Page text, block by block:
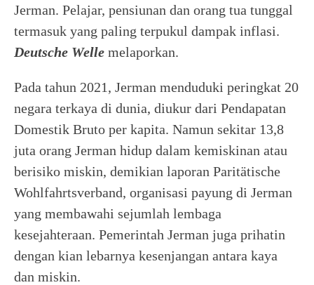
Jerman. Pelajar, pensiunan dan orang tua tunggal
termasuk yang paling terpukul dampak inflasi.
Deutsche Welle melaporkan.
Pada tahun 2021, Jerman menduduki peringkat 20
negara terkaya di dunia, diukur dari Pendapatan
Domestik Bruto per kapita. Namun sekitar 13,8
juta orang Jerman hidup dalam kemiskinan atau
berisiko miskin, demikian laporan Paritätische
Wohlfahrtsverband, organisasi payung di Jerman
yang membawahi sejumlah lembaga
kesejahteraan. Pemerintah Jerman juga prihatin
dengan kian lebarnya kesenjangan antara kaya
dan miskin.